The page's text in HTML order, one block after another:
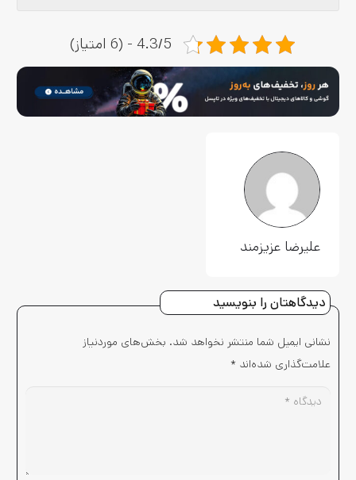
4.3/5 - (6 امتیاز)
علیرضا عزیزمند
دیدگاهتان را بنویسید
نشانی ایمیل شما منتشر نخواهد شد. بخش‌های موردنیاز
علامت‌گذاری شده‌اند *